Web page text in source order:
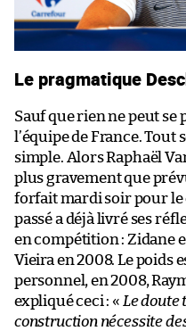
Le pragmatique
Sauf que rien ne peut se
l’équipe de France.
simple. Alors Raphaël
plus gravement que
forfait mardi soir pour le
passé a déjà livré ses
en compétition : Zidane
Vieira en 2008. Le poids
personnel, en 2008,
expliqué ceci : « Le doute
construction nécessite